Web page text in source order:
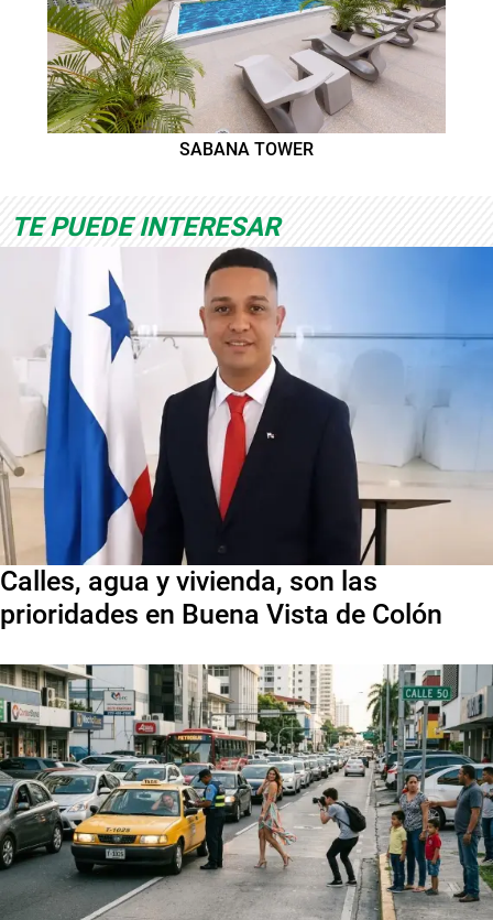
SABANA TOWER
TE PUEDE INTERESAR
Calles, agua y vivienda, son las
prioridades en Buena Vista de Colón